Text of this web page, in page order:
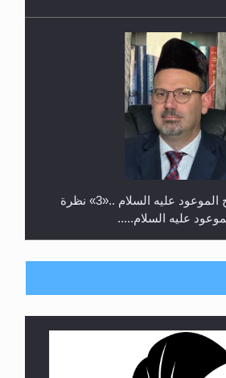
رأيٌ في لغة المسيح الموعود عليه السلام ..«3» نظرة
عليه السلام.....